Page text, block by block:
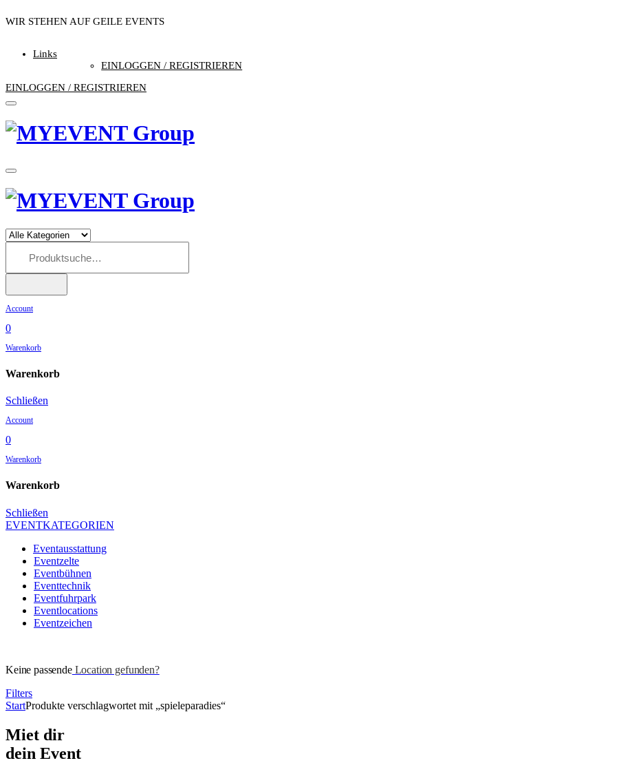
WIR STEHEN AUF GEILE EVENTS
Links
EINLOGGEN / REGISTRIEREN
EINLOGGEN / REGISTRIEREN
Account
0
Warenkorb
Warenkorb
Schließen
Account
0
Warenkorb
Warenkorb
Schließen
EVENTKATEGORIEN
Eventausstattung
Eventzelte
Eventbühnen
Eventtechnik
Eventfuhrpark
Eventlocations
Eventzeichen
Keine passendeLocation gefunden?
Filters
StartProdukte verschlagwortet mit „spieleparadies“
Miet dir
dein Event